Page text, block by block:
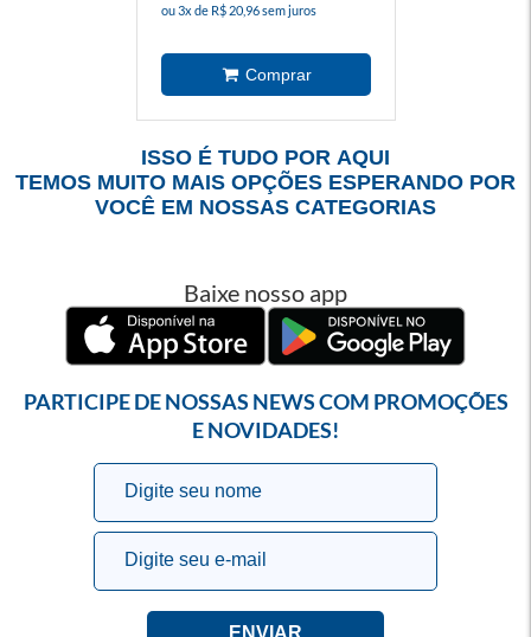
ou 3x de R$ 20,96 sem juros
ISSO É TUDO POR AQUI
TEMOS MUITO MAIS OPÇÕES ESPERANDO POR
VOCÊ EM NOSSAS CATEGORIAS
Baixe nosso app
PARTICIPE DE NOSSAS NEWS COM PROMOÇÕES
E NOVIDADES!